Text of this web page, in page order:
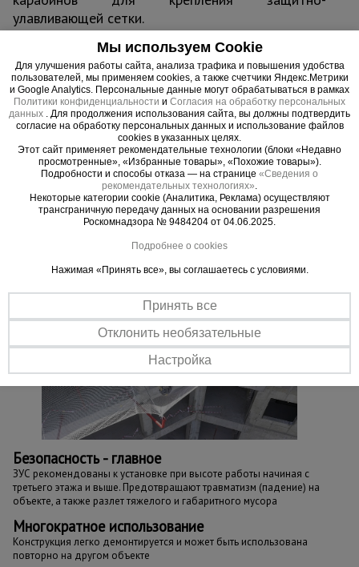
улавливающей сетки.
Важные преимущества –
эффективная работа
Прочная сталь
Кронштейн изготавливается из листовой стали толщиной 3 мм с
применением широких сварных швов.
Все по стандарту
Соответствует строительным нормам: СНиП 1203-99
безопасности в строительстве» и СНиП 3.03.01-87 «Несущие
Безопасность - главное
ЗУС рекомендованы к установке при высоте работы начиная с
третьего этажа и выше. Предотвращают травматизм (падение) на
объекте, а также разлет тяжелого и габаритного мусора
Многократное использование
Конструкция легко демонтируется и может быть использована
повторно на другом объекте
Мы используем Cookie
Для улучшения работы сайта, анализа трафика и повышения удобства
пользователей, мы применяем cookies, а также счетчики Яндекс.Метрики
и Google Analytics. Персональные данные могут обрабатываться в рамках
Политики конфиденциальности и Согласия на обработку персональных
данных
. Для продолжения использования сайта, вы должны подтвердить
согласие на обработку персональных данных и использование файлов
cookies в указанных целях.
Этот сайт применяет рекомендательные технологии (блоки «Недавно
просмотренные», «Избранные товары», «Похожие товары»).
Подробности и способы отказа — на странице «Сведения о
рекомендательных технологиях»
Некоторые категории cookie (Аналитика, Реклама) осуществляют
трансграничную передачу данных на основании разрешения
Роскомнадзора № 9484204 от 04.06.2025.
Подробнее о cookies
Нажимая «Принять все», вы соглашаетесь с условиями.
Принять все
Отклонить необязательные
Настройка